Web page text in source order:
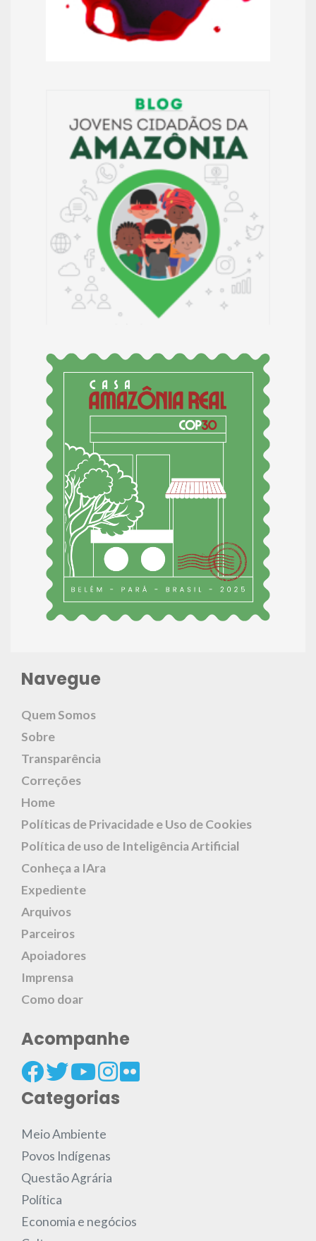
Navegue
Quem Somos
Sobre
Transparência
Correções
Home
Políticas de Privacidade e Uso de Cookies
Política de uso de Inteligência Artificial
Conheça a IAra
Expediente
Arquivos
Parceiros
Apoiadores
Imprensa
Como doar
Acompanhe
Categorias
Meio Ambiente
Povos Indígenas
Questão Agrária
Política
Economia e negócios